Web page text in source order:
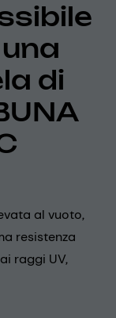
di
al vuoto,
resistenza
raggi UV,